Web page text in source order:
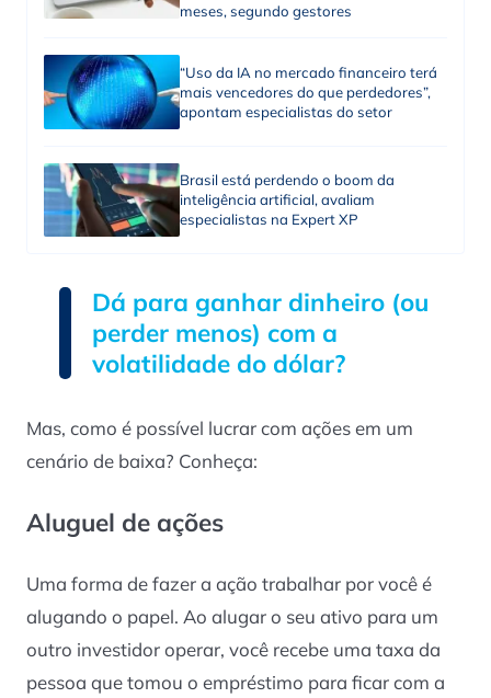
meses, segundo gestores
“Uso da IA no mercado financeiro terá
mais vencedores do que perdedores”,
apontam especialistas do setor
Brasil está perdendo o boom da
inteligência artificial, avaliam
especialistas na Expert XP
Dá para ganhar dinheiro (ou
perder menos) com a
volatilidade do dólar?
Mas, como é possível lucrar com ações em um
cenário de baixa? Conheça:
Aluguel de ações
Uma forma de fazer a ação trabalhar por você é
alugando o papel. Ao alugar o seu ativo para um
outro investidor operar, você recebe uma taxa da
pessoa que tomou o empréstimo para ficar com a